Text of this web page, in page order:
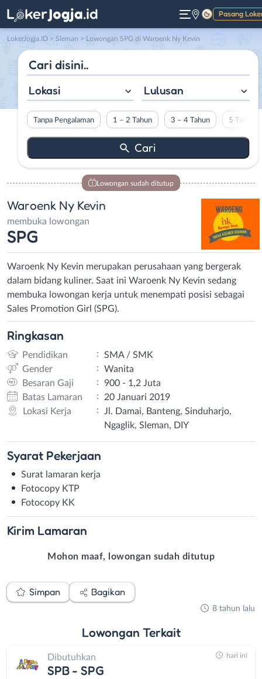
Pasang
Gelap
LokerJogja.ID > Sleman > Lowongan SPG di Waroenk Ny Kevin
Lokasi Lulusan
Tanpa Pengalaman 1 – 2 Tahun 3 – 4 Tahun 5 Tahun
Lowongan sudah ditutup
Waroenk Ny Kevin
membuka lowongan
SPG
Waroenk Ny Kevin merupakan perusahaan yang bergerak
dalam bidang kuliner. Saat ini Waroenk Ny Kevin sedang
membuka lowongan kerja untuk menempati posisi sebagai
Sales Promotion Girl (SPG).
Ringkasan
Pendidikan :
SMA / SMK
Gender
:
Wanita
Besaran Gaji
:
900 - 1,2 Juta
Batas Lamaran
:
20 Januari 2019
Lokasi Kerja
:
Jl. Damai, Banteng, Sinduharjo,
Ngaglik, Sleman, DIY
Syarat Pekerjaan
Surat lamaran kerja
Fotocopy KTP
Fotocopy KK
Kirim Lamaran
Mohon maaf, lowongan sudah ditutup
Simpan Bagikan
8 tahun lalu
Lowongan Terkait
Dibutuhkan
SPB - SPG
hari ini